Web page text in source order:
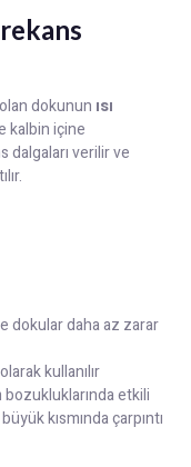
dokunun ısı
kalbin içine
verilir ve
dokular daha az zarar
kullanılır
bozukluklarında etkili
kısmında çarpıntı